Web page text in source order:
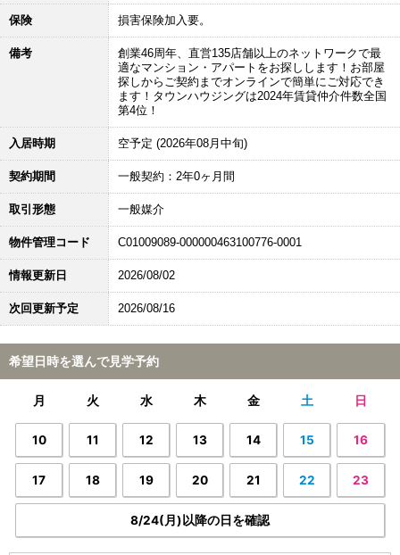
保険 損害保険加入要。
備考
創業46周年、直営135店舗以上のネットワークで最
適なマンション・アパートをお探しします！お部屋
探しからご契約までオンラインで簡単にご対応でき
ます！タウンハウジングは2024年賃貸仲介件数全国
第4位！
入居時期 空予定 (2026年08月中旬)
契約期間 一般契約：2年0ヶ月間
取引形態 一般媒介
物件管理コード C01009089-000000463100776-0001
情報更新日 2026/08/02
次回更新予定 2026/08/16
希望日時を選んで見学予約
月 火 水 木 金 土 日
10 11 12 13 14 15 16
17 18 19 20 21 22 23
8/24(月)以降の日を確認